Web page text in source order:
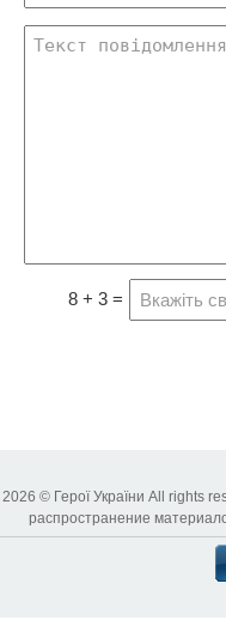
8 + 3 =
2026 © Герої України All rights
распространение